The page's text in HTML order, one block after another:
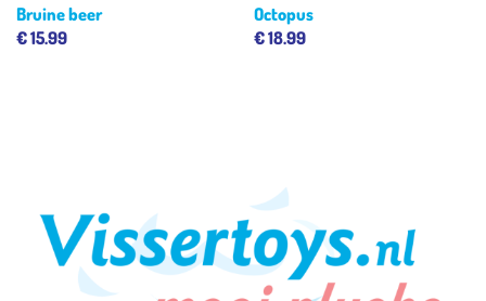
Bruine beer
€15.99
Octopus
€18.99